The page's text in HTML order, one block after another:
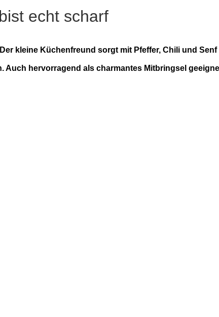
echt scharf
kleine Küchenfreund sorgt mit Pfeffer, Chili und
Auch hervorragend als charmantes Mitbringsel